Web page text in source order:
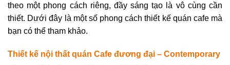
theo một phong cách riêng, đầy sáng tạo là vô cùng cần
thiết. Dưới đây là một số phong cách thiết kế quán cafe mà
bạn có thể tham khảo.
Thiết kế nội thất quán Cafe đương đại – Contemporary